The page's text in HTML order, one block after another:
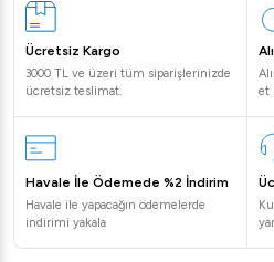
Tezgah Üstü Bain Marie:
servis hatlarınıza kolayca
pratik modellerdir. Alan tasarrufu
küçük ve orta ölçekli mutfaklar
Farklı Kapasiteler:
küvetli modellerden çoklu
seçeneklere kadar farklı
bulabilirsiniz.
Bain Marie Seçerken Nelere
Doğru Bain Marie seçimi,
Ücretsiz Kargo
3000 TL ve üzeri tüm siparişlerinizde
ücretsiz teslimat.
et
Havale İle Ödemede %2 İndirim
Havale ile yapacağın ödemelerde
indirimi yakala